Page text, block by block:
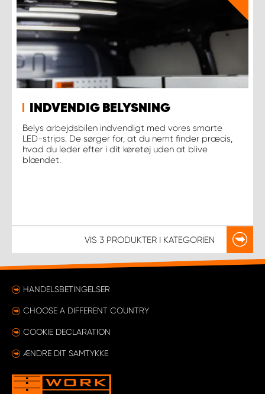
INDVENDIG BELYSNING
Belys arbejdsbilen indvendigt med vores smarte
LED-strips. De sørger for, at du nemt finder præcis,
hvad du leder efter i dit køretøj uden at blive
blændet.
VIS 3 PRODUKTER I KATEGORIEN
HANDELSBETINGELSER
CHOOSE A DIFFERENT COUNTRY
COOKIE DECLARATION
ÆNDRE DIT SAMTYKKE